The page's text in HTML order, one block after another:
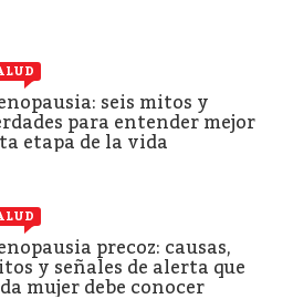
seis mitos y
para entender mejor
etapa de la vida
precoz: causas,
y señales de alerta que
mujer debe conocer